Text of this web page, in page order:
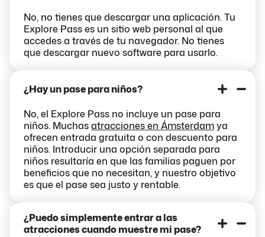
No, no tienes que descargar una aplicación. Tu
Explore Pass es un sitio web personal al que
accedes a través de tu navegador. No tienes
que descargar nuevo software para usarlo.
¿Hay un pase para niños?
No, el Explore Pass no incluye un pase para
niños. Muchasatracciones en Ámsterdamya
ofrecen entrada gratuita o con descuento para
niños. Introducir una opción separada para
niños resultaría en que las familias paguen por
beneficios que no necesitan, y nuestro objetivo
es que el pase sea justo y rentable.
¿Puedo simplemente entrar a las
atracciones cuando muestre mi pase?